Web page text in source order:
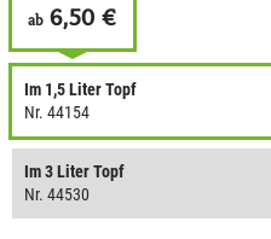
ab 6,50 €
Im 1,5 Liter Topf
Nr. 44154
Im 3 Liter Topf
Nr. 44530